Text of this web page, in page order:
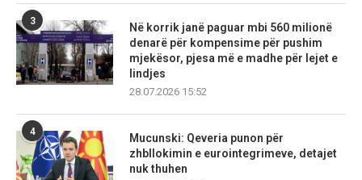
3
Në korrik janë paguar mbi 560 milionë
denarë për kompensime për pushim
mjekësor, pjesa më e madhe për lejet e
lindjes
28.07.2026 15:52
4
Mucunski: Qeveria punon për
zhbllokimin e eurointegrimeve, detajet
nuk thuhen